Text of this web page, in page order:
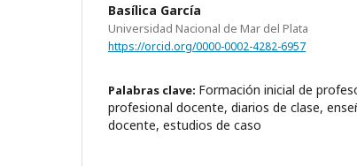
Basílica García
Universidad Nacional de Mar del Plata
https://orcid.org/0000-0002-4282-6957
Palabras clave: Formación inicial de
profesional docente, diarios de clase,
docente, estudios de caso